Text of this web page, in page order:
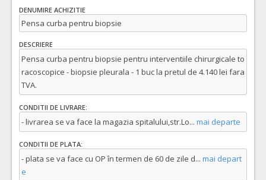
DENUMIRE ACHIZITIE
Pensa curba pentru biopsie
DESCRIERE
Pensa curba pentru biopsie pentru interventiile chirurgicale to
racoscopice - biopsie pleurala - 1 buc la pretul de 4.140 lei fara
TVA.
CONDITII DE LIVRARE:
- livrarea se va face la magazia spitalului,str.Lo... mai departe
CONDITII DE PLATA:
- plata se va face cu OP în termen de 60 de zile d... mai depart
e